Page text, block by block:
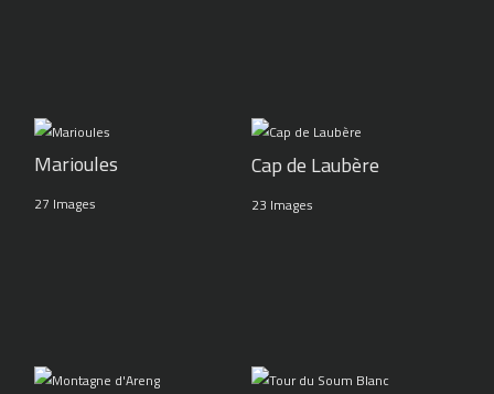
Marioules
27 Images
Cap de Laubère
23 Images